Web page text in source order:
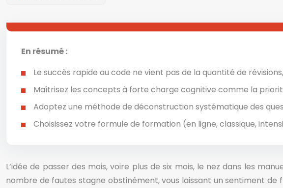
En résumé :
Le succès rapide au code ne vient pas de la quantité de
Maîtrisez les concepts à forte charge cognitive comme la
Adoptez une méthode de déconstruction systématique des
Choisissez votre formule de formation (en ligne, classique,
L’idée de passer des mois, voire plus de six mois, le nez dans les
nombre de fautes stagne obstinément, vous laissant un sentiment